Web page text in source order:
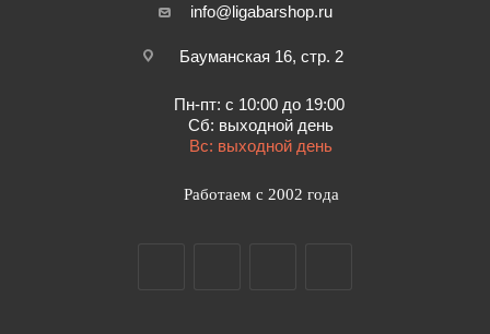
info@ligabarshop.ru
Бауманская 16, стр. 2
Пн-пт: с 10:00 до 19:00
Сб: выходной день
Вс: выходной день
Работаем с 2002 года